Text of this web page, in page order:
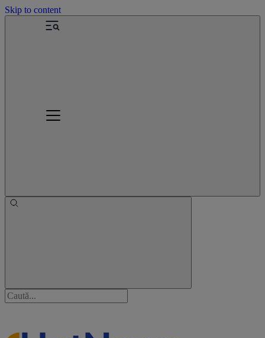
Skip to content